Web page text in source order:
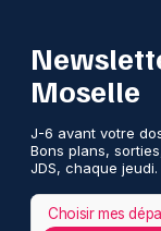
Moselle
J-6 avant votre
Bons plans,
JDS, chaque jeudi.
Choisir mes